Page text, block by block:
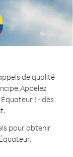
de qualité
Appelez
! - dès
pour obtenir